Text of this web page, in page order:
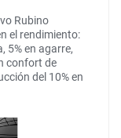
Rubino
el rendimiento:
5% en agarre,
confort de
del 10% en